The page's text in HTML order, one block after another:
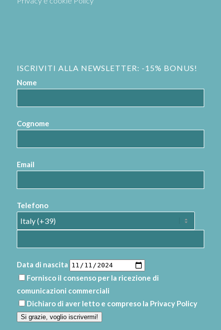
ISCRIVITI ALLA NEWSLETTER: -15% BONUS!
Nome
Cognome
Email
Telefono
Data di nascita
Fornisco il consenso per la ricezione di
comunicazioni commerciali
Dichiaro di aver letto e compreso la Privacy Policy
Si grazie, voglio iscrivermi!